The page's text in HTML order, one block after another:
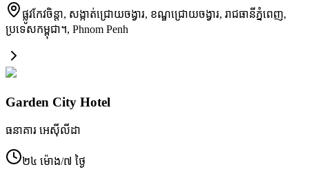
ផ្លូវ​កែវចិន្តា, សង្កាត់​ជ្រោយចង្វារ, ខណ្ឌ​ជ្រោយចង្វារ, រាជធានី​ភ្នំពេញ,
ប្រទេស​កម្ពុជា។, Phnom Penh
Garden City Hotel
ធនាគារ អេស៊ីលីដា
២៤ ម៉ោង/៧ ថ្ងៃ